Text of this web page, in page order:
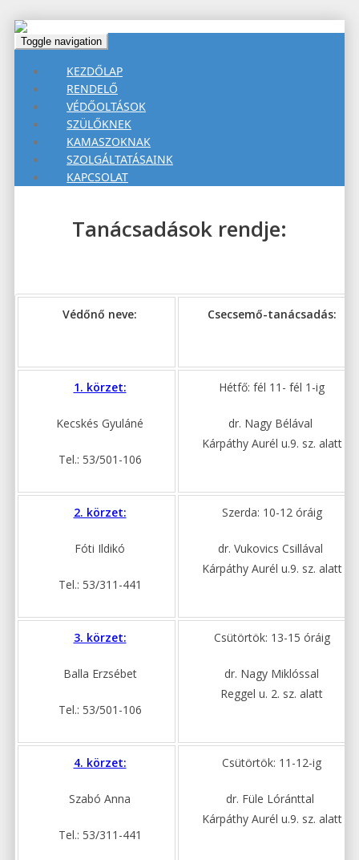
Toggle navigation
KEZDŐLAP
RENDELŐ
VÉDŐOLTÁSOK
SZÜLŐKNEK
KAMASZOKNAK
SZOLGÁLTATÁSAINK
KAPCSOLAT
Tanácsadások rendje:
Védőnő neve: Csecsemő-tanácsadás:
1. körzet:
Kecskés Gyuláné
Tel.: 53/501-106
Hétfő: fél 11- fél 1-ig
dr. Nagy Bélával
Kárpáthy Aurél u.9. sz. alatt
2. körzet:
Fóti Ildikó
Tel.: 53/311-441
Szerda: 10-12 óráig
dr. Vukovics Csillával
Kárpáthy Aurél u.9. sz. alatt
3. körzet:
Balla Erzsébet
Tel.: 53/501-106
Csütörtök: 13-15 óráig
dr. Nagy Miklóssal
Reggel u. 2. sz. alatt
4. körzet:
Szabó Anna
Tel.: 53/311-441
Csütörtök: 11-12-ig
dr. Füle Lóránttal
Kárpáthy Aurél u.9. sz. alatt